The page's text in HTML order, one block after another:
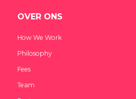
OVER ONS
How We Work
Philosophy
Fees
Team